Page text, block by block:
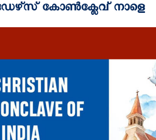
കോൺക്ലേവ് നാളെ